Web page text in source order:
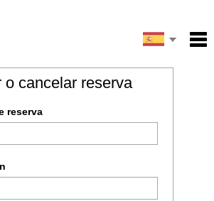
English
o cancelar reserva
reserva
código de la imagen